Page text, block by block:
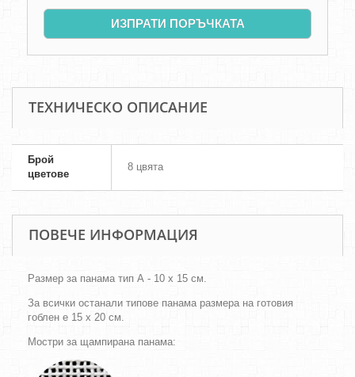
ИЗПРАТИ ПОРЪЧКАТА
ТЕХНИЧЕСКО ОПИСАНИЕ
Брой
цветове
8 цвята
ПОВЕЧЕ ИНФОРМАЦИЯ
Размер за панама тип А - 10 х 15 см.
За всички останали типове панама размера на готовия
гоблен е 15 х 20 см.
Мостри за щампирана панама: